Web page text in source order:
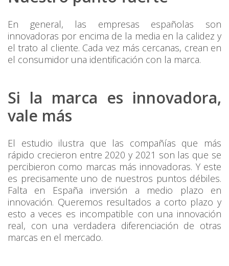
En general, las empresas españolas son
innovadoras por encima de la media en la calidez y
el trato al cliente. Cada vez más cercanas, crean en
el consumidor una identificación con la marca.
Si la marca es innovadora,
vale más
El estudio ilustra que las compañías que más
rápido crecieron entre 2020 y 2021 son las que se
percibieron como marcas más innovadoras. Y este
es precisamente uno de nuestros puntos débiles.
Falta en España inversión a medio plazo en
innovación. Queremos resultados a corto plazo y
esto a veces es incompatible con una innovación
real, con una verdadera diferenciación de otras
marcas en el mercado.